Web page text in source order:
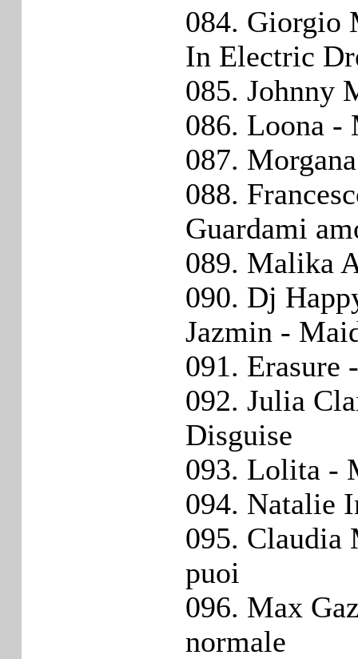
084. Giorgio
In Electric
085. Johnny
086. Loona -
087.
088.
Guardami
089. Malika
090. Dj
Jazmin -
091. Erasure
092. Julia
Disguise
093. Lolita -
094. Natalie
095. Claudia
puoi
096. Max
normale